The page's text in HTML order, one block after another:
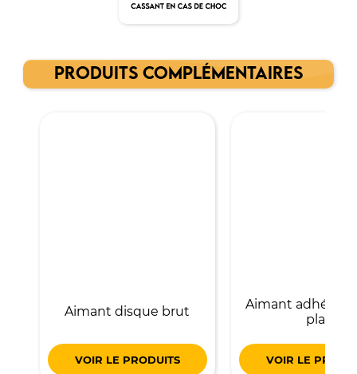
PRODUITS COMPLÉMENTAIRES
Aimant disque brut
VOIR LE PRODUITS
Aimant adhésif
plat
VOIR LE